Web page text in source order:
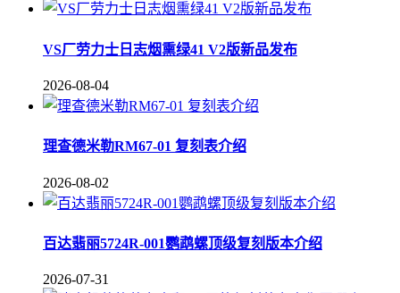
VS厂劳力士日志烟熏绿41 V2版新品发布
2026-08-04
理查德米勒RM67-01 复刻表介绍
2026-08-02
百达翡丽5724R-001鹦鹉螺顶级复刻版本介绍
2026-07-31